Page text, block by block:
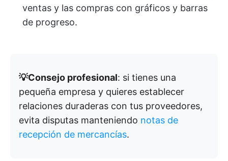
ventas y las compras con gráficos y barras
de progreso.
💡Consejo profesional: si tienes una
pequeña empresa y quieres establecer
relaciones duraderas con tus proveedores,
evita disputas manteniendo notas de
recepción de mercancías.